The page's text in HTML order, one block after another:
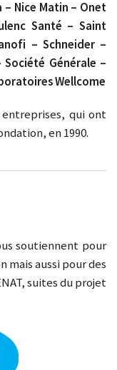
– Nice Matin – Onet
Santé – Saint
– Schneider –
Générale –
Wellcome
qui ont
en 1990.
soutiennent pour
mais aussi pour des
suites du projet